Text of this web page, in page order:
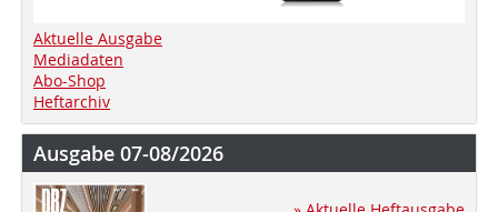
Aktuelle Ausgabe
Mediadaten
Abo-Shop
Heftarchiv
Ausgabe 07-08/2026